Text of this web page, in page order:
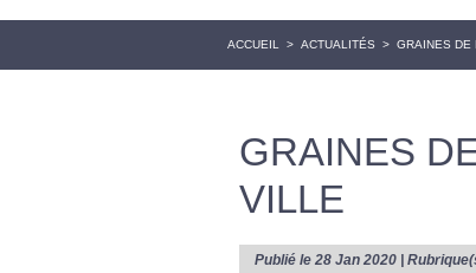
ACCUEIL > ACTUALITÉS > GRAINES DE
GRAINES
VILLE
Publié le 28 Jan 2020 |